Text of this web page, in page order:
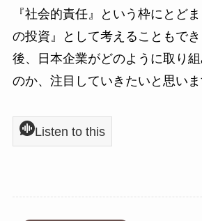
『社会的責任』という枠にとど
の投資』として考えることもで
後、日本企業がどのように取り
のか、注目していきたいと思いま
Listen to this